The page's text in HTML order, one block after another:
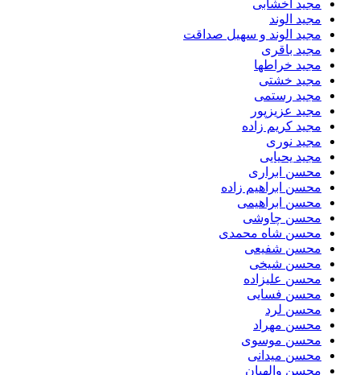
مجید اخشابی
مجید الوند‎
مجید الوند و سهیل صداقت
مجید باقری
مجید خراطها
مجید خشتی
مجید رستمی
مجید عزیزپور
مجید کریم زاده
مجید نوری
مجید یحیایی
محسن ابراری
محسن ابراهیم زاده
محسن ابراهیمی
محسن چاوشی
محسن شاه محمدی
محسن شفیعی
محسن شیخی
محسن علیزاده
محسن فسایی
محسن لرد
محسن مهراد
محسن موسوی
محسن میدانی
محسن والهیان